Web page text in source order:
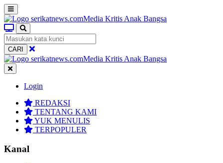
CARI
Login
REDAKSI
TENTANG KAMI
YUK MENULIS
TERPOPULER
Kanal